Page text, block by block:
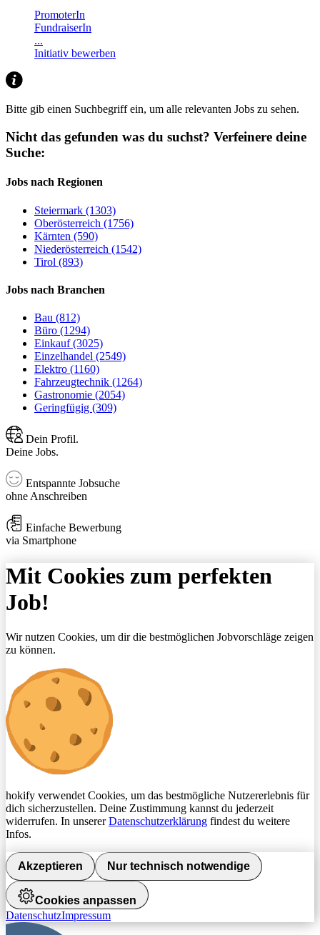
PromoterIn
FundraiserIn
...
Initiativ bewerben
Bitte gib einen Suchbegriff ein, um alle relevanten Jobs zu sehen.
Nicht das gefunden was du suchst? Verfeinere deine
Suche:
Jobs nach Regionen
Steiermark (1303)
Oberösterreich (1756)
Kärnten (590)
Niederösterreich (1542)
Tirol (893)
Jobs nach Branchen
Bau (812)
Büro (1294)
Einkauf (3025)
Einzelhandel (2549)
Elektro (1160)
Fahrzeugtechnik (1264)
Gastronomie (2054)
Geringfügig (309)
Dein Profil.
Deine Jobs.
Entspannte Jobsuche
ohne Anschreiben
Einfache Bewerbung
via Smartphone
Mit Cookies zum perfekten
Job!
Wir nutzen Cookies, um dir die bestmöglichen Jobvorschläge zeigen
zu können.
hokify verwendet Cookies, um das bestmögliche Nutzererlebnis für
dich sicherzustellen. Deine Zustimmung kannst du jederzeit
widerrufen. In unsererDatenschutzerklärung findest du weitere
Infos.
Akzeptieren Nur technisch notwendige
Cookies anpassen
DatenschutzImpressum